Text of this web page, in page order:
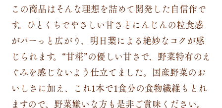
この商品はそんな理想を詰めて開発した自信作で
す。ひとくちでやさしい甘さとにんじんの粒食感
がパーっと広がり、明日葉による絶妙なコクが感
じられます。“甘糀”の優しい甘さで、野菜特有のえ
ぐみを感じないよう仕立てました。国産野菜のお
いしさに加え、これ1本で1食分の食物繊維もとれ
ますので、野菜嫌いな方も是非ご賞味ください。